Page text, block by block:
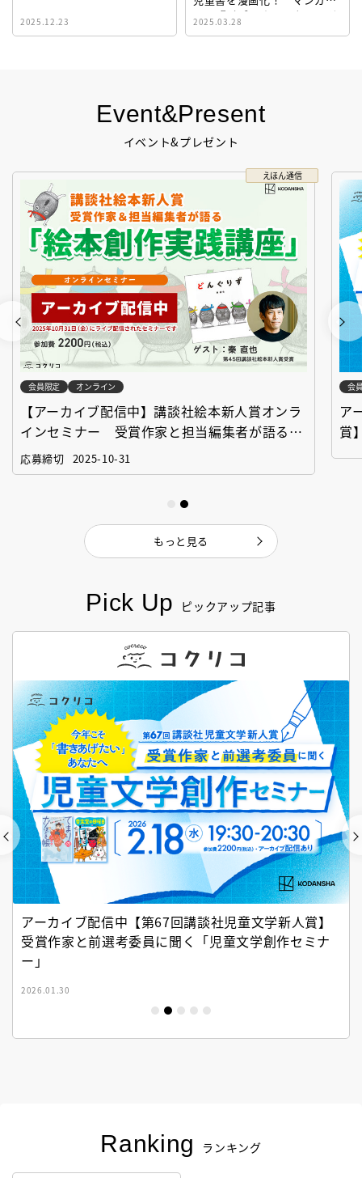
Pick Up ピックアップ記事
アーカイブ配信中【第67回講談社児童文学新人賞】
受賞作家と前選考委員に聞く「児童文学創作セミナ
ー」
2026.01.30
Ranking ランキング
Event&Present
イベント&プレゼント
えほん通信
会員限定 オンライン
【アーカイブ配信中】講談社絵本新人賞オンラ
インセミナー 受賞作家と担当編集者が語る
「絵本創作実践講座」
応募締切 2025-10-31
会
ア
賞
もっと見る
2025.12.23
イト『ビブリオシリウス』誕
生！
2025.03.28